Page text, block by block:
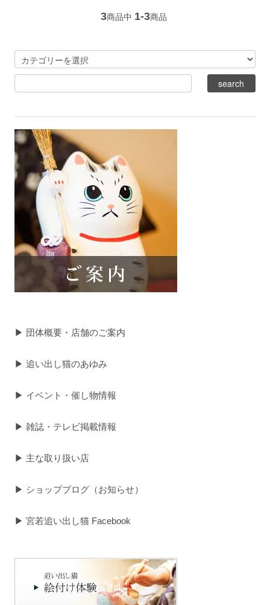
3商品中 1-3商品
▶ 団体概要・店舗のご案内
▶ 追い出し猫のあゆみ
▶ イベント・催し物情報
▶ 雑誌・テレビ掲載情報
▶ 主な取り扱い店
▶ ショップブログ（お知らせ）
▶ 宮若追い出し猫 Facebook